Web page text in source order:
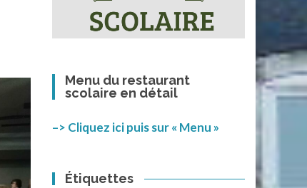
Menu du restaurant
scolaire en détail
–> Cliquez ici puis sur « Menu »
Étiquettes